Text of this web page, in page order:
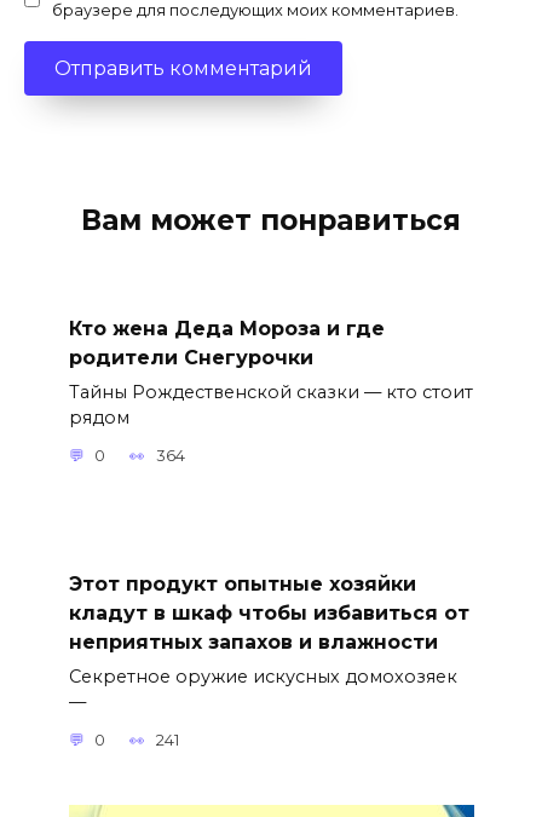
браузере для последующих моих комментариев.
Вам может понравиться
Кто жена Деда Мороза и где
родители Снегурочки
Тайны Рождественской сказки — кто стоит
рядом
0 364
Этот продукт опытные хозяйки
кладут в шкаф чтобы избавиться от
неприятных запахов и влажности
Секретное оружие искусных домохозяек
—
0 241